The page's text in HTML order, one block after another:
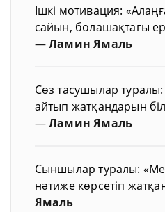
Ішкі мотивация:
сайын, болашақтағы
—Ламин Ямаль
Сөз тасушылар
айтып жатқандарын
—Ламин Ямаль
Сыншылар туралы:
нәтиже көрсетіп
Ямаль